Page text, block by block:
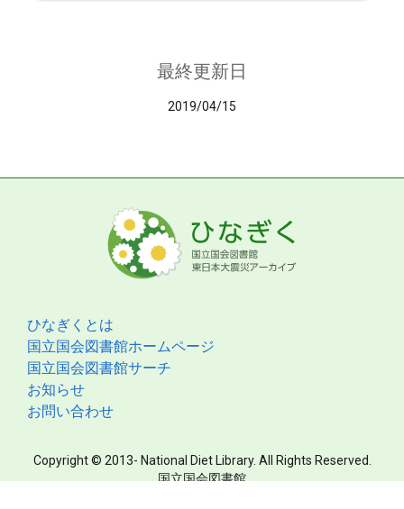
最終更新日
2019/04/15
ひなぎくとは
国立国会図書館ホームページ
国立国会図書館サーチ
お知らせ
お問い合わせ
Copyright © 2013- National Diet Library. All Rights Reserved.